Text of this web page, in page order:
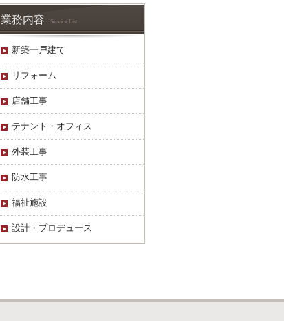
業務内容 Service List
新築一戸建て
リフォーム
店舗工事
テナント・オフィス
外装工事
防水工事
福祉施設
設計・プロデュース